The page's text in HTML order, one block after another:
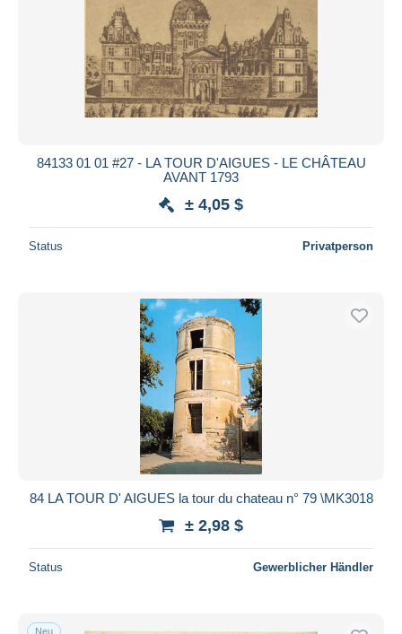
84133 01 01 #27 - LA TOUR D'AIGUES - LE CHÂTEAU
AVANT 1793
± 4,05 $
Status Privatperson
84 LA TOUR D' AIGUES la tour du chateau n° 79 \MK3018
± 2,98 $
Status Gewerblicher Händler
Neu